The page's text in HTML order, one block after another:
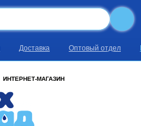
Доставка Оптовый отдел
ИНТЕРНЕТ-МАГАЗИН